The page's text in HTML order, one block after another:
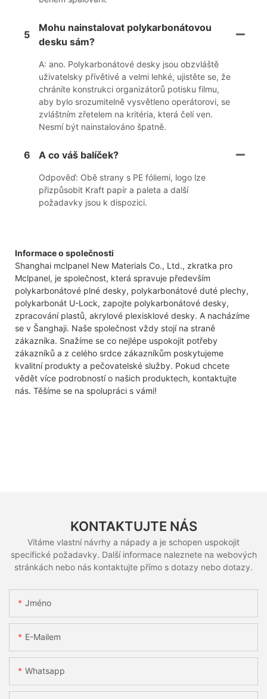
5
Mohu nainstalovat polykarbonátovou
desku sám?
A: ano. Polykarbonátové desky jsou obzvláště
uživatelsky přívětivé a velmi lehké, ujistěte se, že
chráníte konstrukci organizátorů potisku filmu,
aby bylo srozumitelně vysvětleno operátorovi, se
zvláštním zřetelem na kritéria, která čelí ven.
Nesmí být nainstalováno špatně.
6 A co váš balíček?
Odpověď: Obě strany s PE fóliemi, logo lze
přizpůsobit Kraft papír a paleta a další
požadavky jsou k dispozici.
Informace o společnosti
Shanghai mclpanel New Materials Co., Ltd., zkratka pro
Mclpanel, je společnost, která spravuje především
polykarbonátové plné desky, polykarbonátové duté plechy,
polykarbonát U-Lock, zapojte polykarbonátové desky,
zpracování plastů, akrylové plexisklové desky. A nacházíme
se v Šanghaji. Naše společnost vždy stojí na straně
zákazníka. Snažíme se co nejlépe uspokojit potřeby
zákazníků a z celého srdce zákazníkům poskytujeme
kvalitní produkty a pečovatelské služby. Pokud chcete
vědět více podrobností o našich produktech, kontaktujte
nás. Těšíme se na spolupráci s vámi!
KONTAKTUJTE NÁS
Vítáme vlastní návrhy a nápady a je schopen uspokojit
specifické požadavky. Další informace naleznete na webových
stránkách nebo nás kontaktujte přímo s dotazy nebo dotazy.
Jméno
E-Mailem
Whatsapp